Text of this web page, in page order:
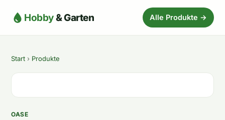
Hobby& Garten Alle Produkte →
Start › Produkte
OASE